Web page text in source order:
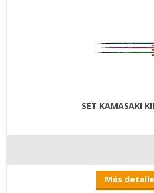
SET KAMASAKI
Más